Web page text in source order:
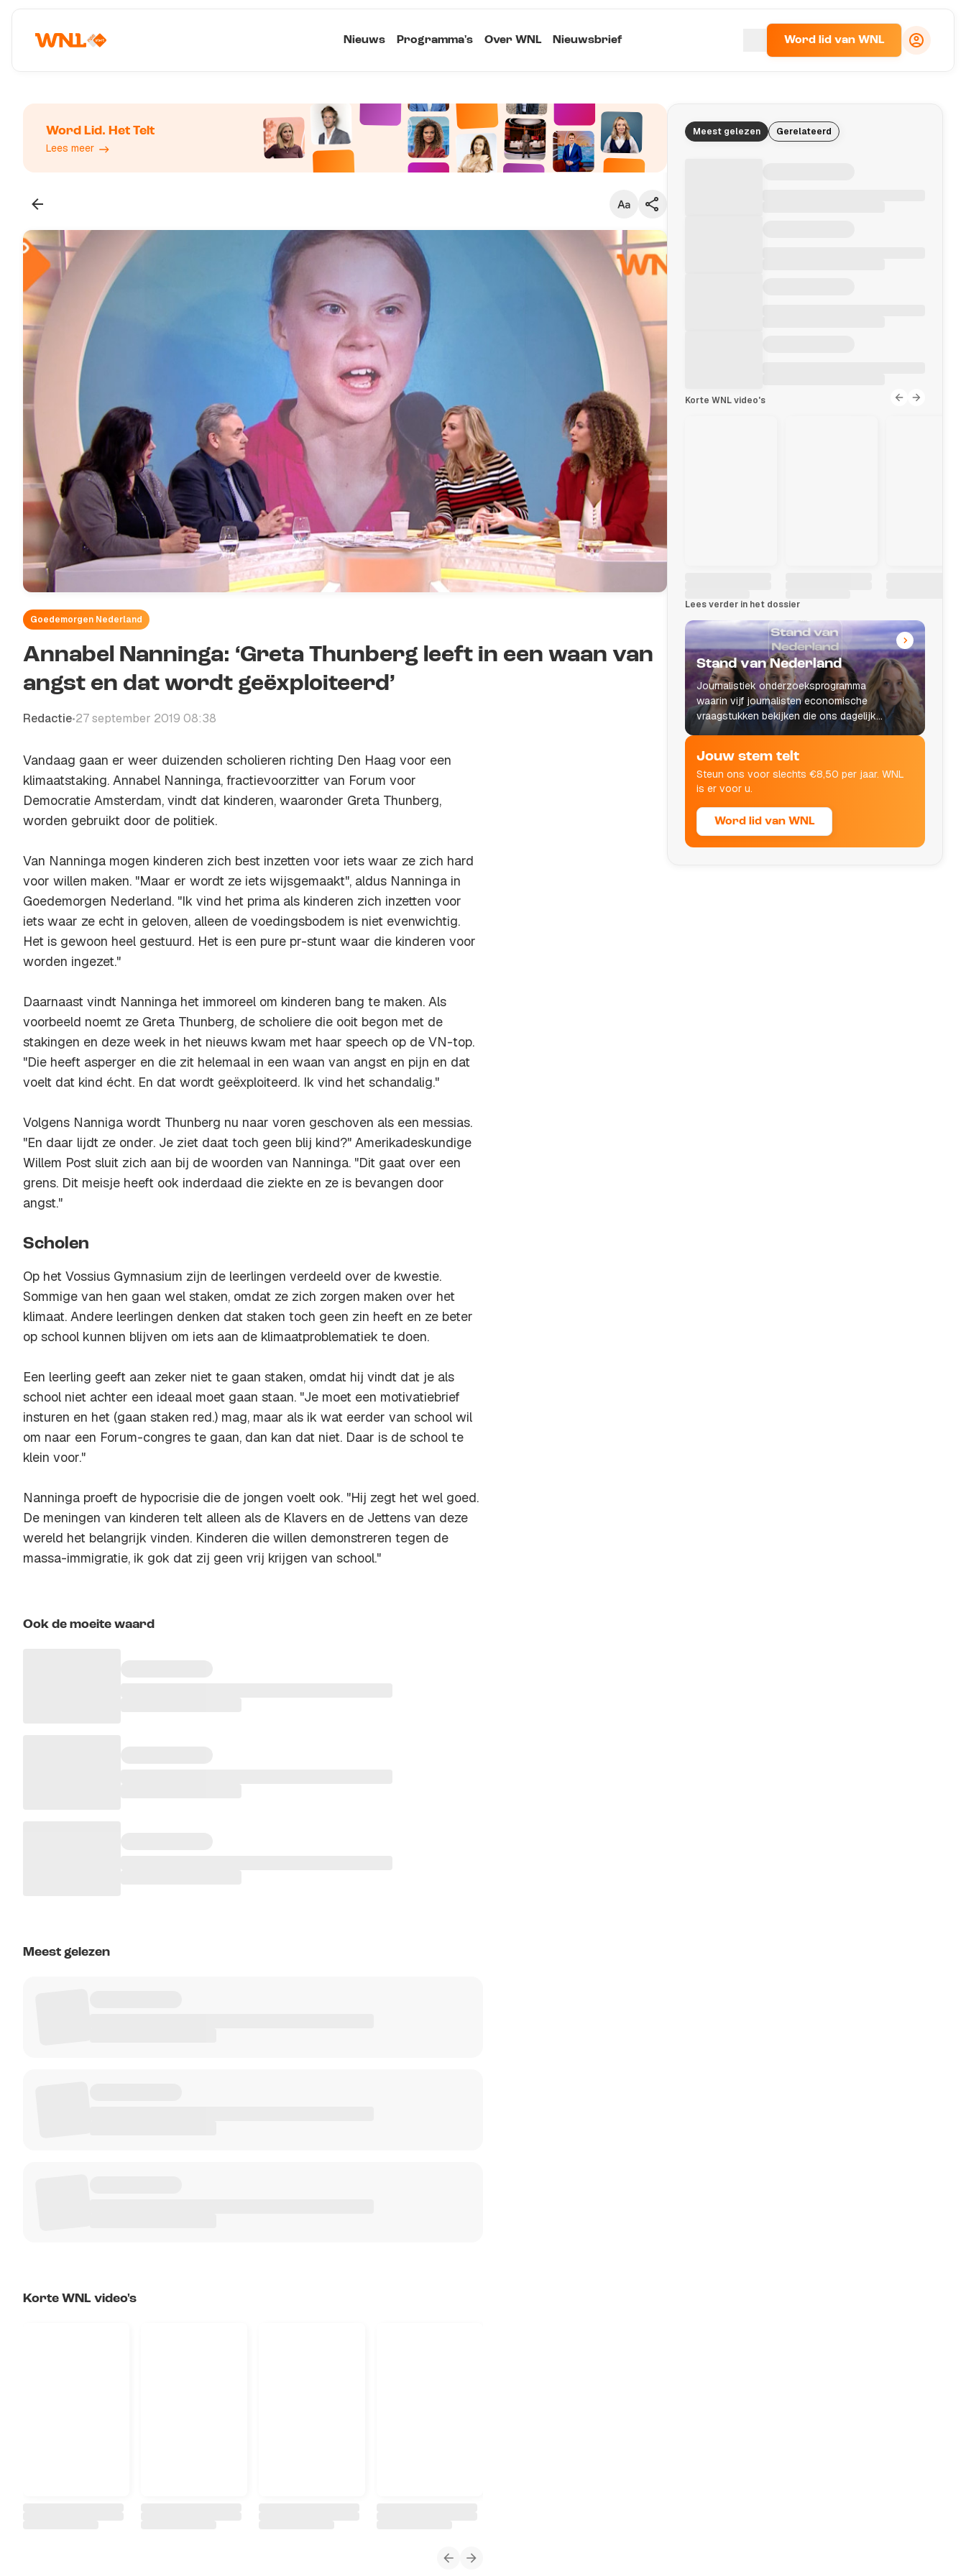
Nieuws Programma's Over WNL Nieuwsbrief Word lid van WNL
Word Lid. Het Telt
Lees meer
Groot
Kopieer link
Goedemorgen Nederland
Annabel Nanninga: ‘Greta Thunberg leeft in een waan van
angst en dat wordt geëxploiteerd’
Redactie•27 september 2019 08:38
Vandaag gaan er weer duizenden scholieren richting Den Haag voor een
klimaatstaking. Annabel Nanninga, fractievoorzitter van Forum voor
Democratie Amsterdam, vindt dat kinderen, waaronder Greta Thunberg,
worden gebruikt door de politiek.
Van Nanninga mogen kinderen zich best inzetten voor iets waar ze zich hard
voor willen maken. "Maar er wordt ze iets wijsgemaakt", aldus Nanninga in
Goedemorgen Nederland. "Ik vind het prima als kinderen zich inzetten voor
iets waar ze echt in geloven, alleen de voedingsbodem is niet evenwichtig.
Het is gewoon heel gestuurd. Het is een pure pr-stunt waar die kinderen voor
worden ingezet."
Daarnaast vindt Nanninga het immoreel om kinderen bang te maken. Als
voorbeeld noemt ze Greta Thunberg, de scholiere die ooit begon met de
stakingen en deze week in het nieuws kwam met haar speech op de VN-top.
"Die heeft asperger en die zit helemaal in een waan van angst en pijn en dat
voelt dat kind écht. En dat wordt geëxploiteerd. Ik vind het schandalig."
Volgens Nanniga wordt Thunberg nu naar voren geschoven als een messias.
"En daar lijdt ze onder. Je ziet daat toch geen blij kind?" Amerikadeskundige
Willem Post sluit zich aan bij de woorden van Nanninga. "Dit gaat over een
grens. Dit meisje heeft ook inderdaad die ziekte en ze is bevangen door
angst."
Scholen
Op het Vossius Gymnasium zijn de leerlingen verdeeld over de kwestie.
Sommige van hen gaan wel staken, omdat ze zich zorgen maken over het
klimaat. Andere leerlingen denken dat staken toch geen zin heeft en ze beter
op school kunnen blijven om iets aan de klimaatproblematiek te doen.
Een leerling geeft aan zeker niet te gaan staken, omdat hij vindt dat je als
school niet achter een ideaal moet gaan staan. "Je moet een motivatiebrief
insturen en het (gaan staken red.) mag, maar als ik wat eerder van school wil
om naar een Forum-congres te gaan, dan kan dat niet. Daar is de school te
klein voor."
Nanninga proeft de hypocrisie die de jongen voelt ook. "Hij zegt het wel goed.
De meningen van kinderen telt alleen als de Klavers en de Jettens van deze
wereld het belangrijk vinden. Kinderen die willen demonstreren tegen de
massa-immigratie, ik gok dat zij geen vrij krijgen van school."
Ook de moeite waard
Meest gelezen
Korte WNL video's
Meest gelezen Gerelateerd
Korte WNL video's
Lees verder in het dossier
Stand van Nederland
Journalistiek onderzoeksprogramma
waarin vijf journalisten economische
vraagstukken bekijken die ons dagelijks
leven raken.
Jouw stem telt
Steun ons voor slechts €8,50 per jaar. WNL
is er voor u.
Word lid van WNL